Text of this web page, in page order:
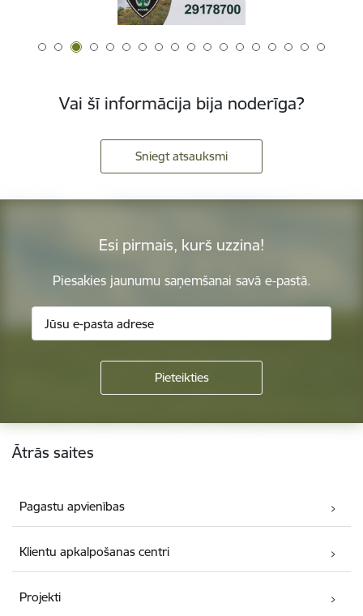
Vai šī informācija bija noderīga?
Sniegt atsauksmi
Esi pirmais, kurš uzzina!
Piesakies jaunumu saņemšanai savā e-pastā.
Kājene
Ātrās saites
Pagastu apvienības
Klientu apkalpošanas centri
Projekti